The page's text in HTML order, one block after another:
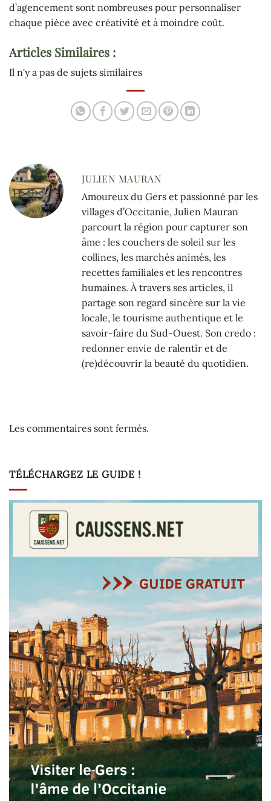
d’agencement sont nombreuses pour personnaliser
chaque pièce avec créativité et à moindre coût.
Articles Similaires :
Il n'y a pas de sujets similaires
JULIEN MAURAN
Amoureux du Gers et passionné par les
villages d’Occitanie, Julien Mauran
parcourt la région pour capturer son
âme : les couchers de soleil sur les
collines, les marchés animés, les
recettes familiales et les rencontres
humaines. À travers ses articles, il
partage son regard sincère sur la vie
locale, le tourisme authentique et le
savoir-faire du Sud-Ouest. Son credo :
redonner envie de ralentir et de
(re)découvrir la beauté du quotidien.
Les commentaires sont fermés.
TÉLÉCHARGEZ LE GUIDE !